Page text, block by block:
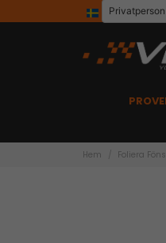
Hem Foliera